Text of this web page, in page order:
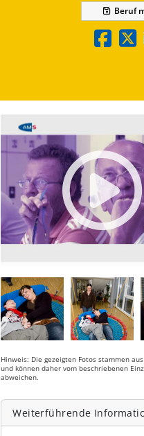
Beruf
Hinweis: Die gezeigten Fotos stammen
und können daher vom beschriebenen
abweichen.
Weiterführende